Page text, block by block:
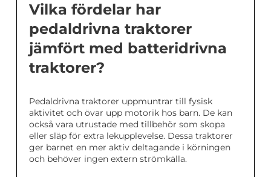
Vilka fördelar har
pedaldrivna traktorer
jämfört med batteridrivna
traktorer?
Pedaldrivna traktorer uppmuntrar till fysisk
aktivitet och övar upp motorik hos barn. De kan
också vara utrustade med tillbehör som skopa
eller släp för extra lekupplevelse. Dessa traktorer
ger barnet en mer aktiv deltagande i körningen
och behöver ingen extern strömkälla.